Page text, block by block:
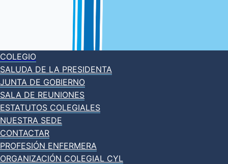
COLEGIO
SALUDA DE LA PRESIDENTA
JUNTA DE GOBIERNO
SALA DE REUNIONES
ESTATUTOS COLEGIALES
NUESTRA SEDE
CONTACTAR
PROFESIÓN ENFERMERA
ORGANIZACIÓN COLEGIAL CYL